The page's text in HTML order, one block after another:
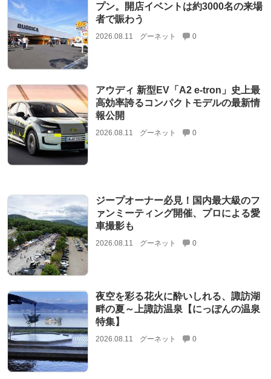
プン。開店イベントは約3000名の来場
者で賑わう
2026.08.11 グーネット 0
アウディ 新型EV「A2 e-tron」史上最
高効率誇るコンパクトモデルの最新情
報公開
2026.08.11 グーネット 0
ジープオーナー必見！国内最大級のフ
ァンミーティング開催、プロによる愛
車撮影も
2026.08.11 グーネット 0
夜空を彩る花火に酔いしれる、諏訪湖
畔の夏～上諏訪温泉【にっぽんの温泉
特集】
2026.08.11 グーネット 0